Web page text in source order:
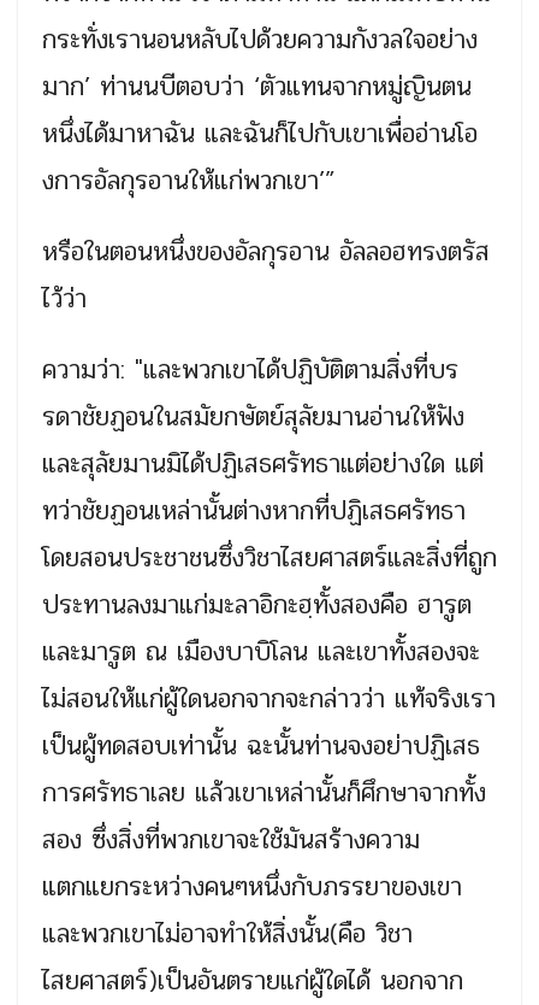
กระทั่งเรานอนหลับไปด้วยความกังวลใจอย่าง
มาก’ ท่านนบีตอบว่า ‘ตัวแทนจากหมู่ญินตน
หนึ่งได้มาหาฉัน และฉันก็ไปกับเขาเพื่ออ่านโอ
งการอัลกุรอานให้แก่พวกเขา’”
หรือในตอนหนึ่งของอัลกุรอาน อัลลอฮทรงตรัส
ไว้ว่า
ความว่า: "และพวกเขาได้ปฏิบัติตามสิ่งที่บร
รดาชัยฏอนในสมัยกษัตย์สุลัยมานอ่านให้ฟัง
และสุลัยมานมิได้ปฏิเสธศรัทธาแต่อย่างใด แต่
ทว่าชัยฏอนเหล่านั้นต่างหากที่ปฏิเสธศรัทธา
โดยสอนประชาชนซึ่งวิชาไสยศาสตร์และสิ่งที่ถูก
ประทานลงมาแก่มะลาอิกะฮฺทั้งสองคือ ฮารูต
และมารูต ณ เมืองบาบิโลน และเขาทั้งสองจะ
ไม่สอนให้แก่ผู้ใดนอกจากจะกล่าวว่า แท้จริงเรา
เป็นผู้ทดสอบเท่านั้น ฉะนั้นท่านจงอย่าปฏิเสธ
การศรัทธาเลย แล้วเขาเหล่านั้นก็ศึกษาจากทั้ง
สอง ซึ่งสิ่งที่พวกเขาจะใช้มันสร้างความ
แตกแยกระหว่างคนๆหนึ่งกับภรรยาของเขา
และพวกเขาไม่อาจทำให้สิ่งนั้น(คือ วิชา
ไสยศาสตร์)เป็นอันตรายแก่ผู้ใดได้ นอกจาก